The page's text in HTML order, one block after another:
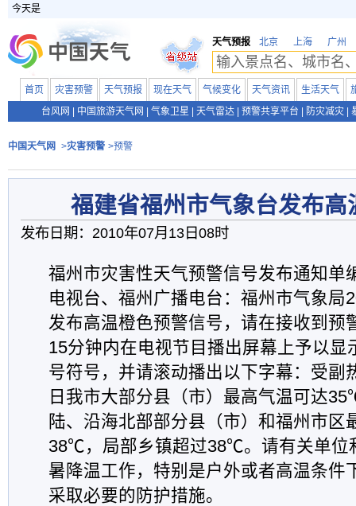
今天是
天气预报 北京 上海 广州
首页 灾害预警 天气预报 现在天气 气候变化 天气资讯 生活天气
台风网
中国旅游天气网 气象卫星 天气雷达 预警共享平台 防灾减灾
中国天气网 >灾害预警 >预警
福建省福州市气象台发布高
发布日期：2010年07月13日08时
福州市灾害性天气预警信号发布通知单
电视台、福州广播电台：福州市气象局
发布高温橙色预警信号，请在接收到预
15分钟内在电视节目播出屏幕上予以显
号符号，并请滚动播出以下字幕：受副
日我市大部分县（市）最高气温可达
陆、沿海北部部分县（市）和福州市区
38℃，局部乡镇超过38℃。请有关单位
暑降温工作，特别是户外或者高温条件
采取必要的防护措施。